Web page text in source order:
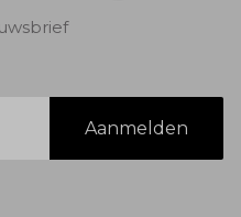
Aanmelden